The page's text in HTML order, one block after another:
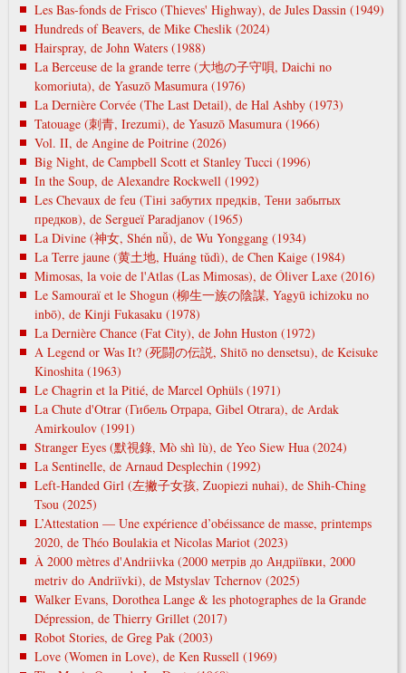
Les Bas-fonds de Frisco (Thieves' Highway), de Jules Dassin (1949)
Hundreds of Beavers, de Mike Cheslik (2024)
Hairspray, de John Waters (1988)
La Berceuse de la grande terre (大地の子守唄, Daichi no
komoriuta), de Yasuzō Masumura (1976)
La Dernière Corvée (The Last Detail), de Hal Ashby (1973)
Tatouage (刺青, Irezumi), de Yasuzō Masumura (1966)
Vol. II, de Angine de Poitrine (2026)
Big Night, de Campbell Scott et Stanley Tucci (1996)
In the Soup, de Alexandre Rockwell (1992)
Les Chevaux de feu (Тіні забутих предків, Тени забытых
предков), de Sergueï Paradjanov (1965)
La Divine (神女, Shén nǚ), de Wu Yonggang (1934)
La Terre jaune (黄土地, Huáng tǔdì), de Chen Kaige (1984)
Mimosas, la voie de l'Atlas (Las Mimosas), de Óliver Laxe (2016)
Le Samouraï et le Shogun (柳生一族の陰謀, Yagyū ichizoku no
inbō), de Kinji Fukasaku (1978)
La Dernière Chance (Fat City), de John Huston (1972)
A Legend or Was It? (死闘の伝説, Shitō no densetsu), de Keisuke
Kinoshita (1963)
Le Chagrin et la Pitié, de Marcel Ophüls (1971)
La Chute d'Otrar (Гибель Отрара, Gibel Otrara), de Ardak
Amirkoulov (1991)
Stranger Eyes (默視錄, Mò shì lù), de Yeo Siew Hua (2024)
La Sentinelle, de Arnaud Desplechin (1992)
Left-Handed Girl (左撇子女孩, Zuopiezi nuhai), de Shih-Ching
Tsou (2025)
L’Attestation — Une expérience d’obéissance de masse, printemps
2020, de Théo Boulakia et Nicolas Mariot (2023)
À 2000 mètres d'Andriivka (2000 метрів до Андріївки, 2000
metrіv do Andrіїvki), de Mstyslav Tchernov (2025)
Walker Evans, Dorothea Lange & les photographes de la Grande
Dépression, de Thierry Grillet (2017)
Robot Stories, de Greg Pak (2003)
Love (Women in Love), de Ken Russell (1969)